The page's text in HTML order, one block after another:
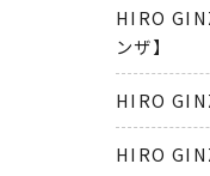
HIRO
ンザ】
HIRO
HIRO